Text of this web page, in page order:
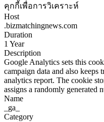
คุกกี้เพื่อการวิเคราะห์
Host
.bizmatchingnews.com
Duration
1 Year
Description
Google Analytics sets this
campaign data and also keeps
analytics report. The cookie
assigns a randomly generated
Name
_ga_
Category